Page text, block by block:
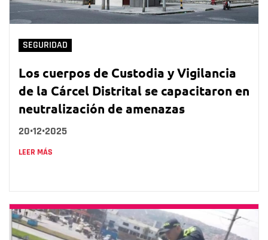
SEGURIDAD
Los cuerpos de Custodia y Vigilancia
de la Cárcel Distrital se capacitaron en
neutralización de amenazas
20•12•2025
LEER MÁS